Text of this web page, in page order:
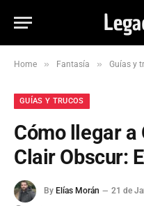
Home » Fantasía » Guías y
GUÍAS Y TRUCOS
Cómo llegar a
Clair Obscur:
By Elías Morán 21 de